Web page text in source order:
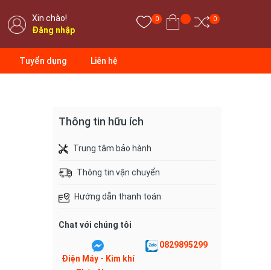
Xin chào!
Đăng nhập
0 0
Tuyển dụng Liên hệ
Thông tin hữu ích
Trung tâm bảo hành
Thông tin vận chuyển
Hướng dẫn thanh toán
Chat với chúng tôi
Điện Máy - Kim khí
0829895299